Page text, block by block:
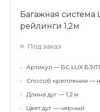
Багажная система
рейлинги 1,2м
Под заказ
•
Артикул — БС LUX
•
Способ крепления —
•
Длина дуг — 1,2 м
•
Цвет дуг — черный